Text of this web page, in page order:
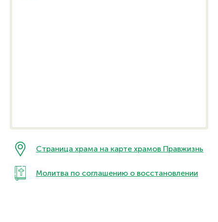
Страница храма на карте храмов Правжизнь
Молитва по соглашению о восстановлении